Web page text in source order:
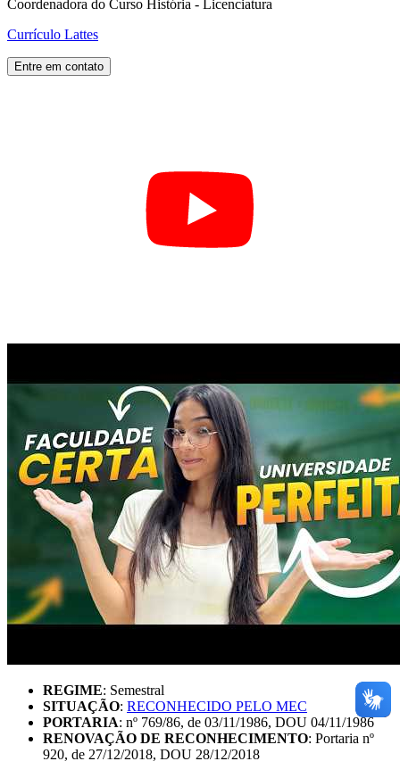
Coordenadora do Curso História - Licenciatura
Currículo Lattes
Entre em contato
REGIME: Semestral
SITUAÇÃO: RECONHECIDO PELO MEC
PORTARIA: nº 769/86, de 03/11/1986, DOU 04/11/1986
RENOVAÇÃO DE RECONHECIMENTO: Portaria nº
920, de 27/12/2018, DOU 28/12/2018